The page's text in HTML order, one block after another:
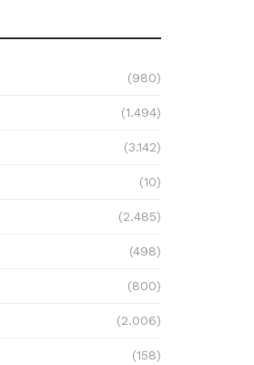
(980)
(1.494)
(3.142)
(10)
(2.485)
(498)
(800)
(2.006)
(158)